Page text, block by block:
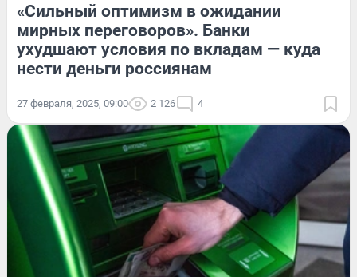
«Сильный оптимизм в ожидании
мирных переговоров». Банки
ухудшают условия по вкладам — куда
нести деньги россиянам
27 февраля, 2025, 09:00 2 126 4